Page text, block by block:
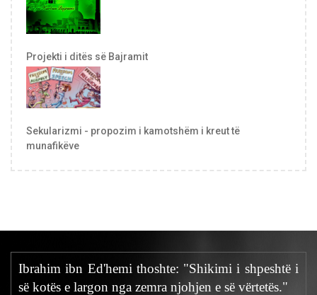
Projekti i ditës së Bajramit
Sekularizmi - propozim i kamotshëm i kreut të
munafikëve
Ibrahim ibn Ed'hemi thoshte: "Shikimi i shpeshtë i
së kotës e largon nga zemra njohjen e së vërtetës."